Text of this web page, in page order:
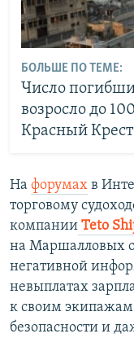
БОЛЬШЕ ПО ТЕМЕ:
Число
возросло до
Красный Крест
На форумах в
торговому
компании Teto
на Маршалловых
негативной
невыплатах
к своим
безопасности и